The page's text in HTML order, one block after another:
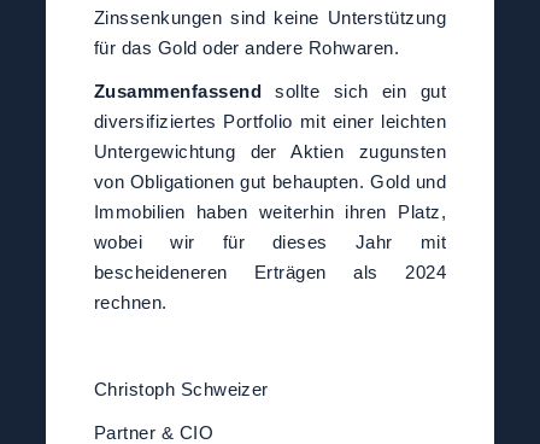
Zinssenkungen sind keine Unterstützung
für das Gold oder andere Rohwaren.
Zusammenfassend
sollte sich ein gut
diversifiziertes Portfolio mit einer leichten
Untergewichtung der Aktien zugunsten
von Obligationen gut behaupten. Gold und
Immobilien haben weiterhin ihren Platz,
wobei wir für dieses Jahr mit
bescheideneren Erträgen als 2024
rechnen.
Christoph Schweizer
Partner & CIO